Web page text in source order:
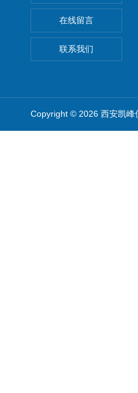
在线留言
联系我们
Copyright © 2026 西安凯峰